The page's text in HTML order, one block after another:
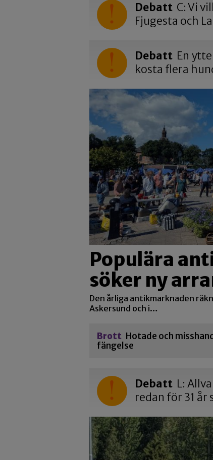
Debatt C: Vi
Fjugesta och
Debatt En
kosta flera
Populära
söker ny
Den årliga antikmarknaden
Askersund och i…
Brott Hotade och
fängelse
Debatt L:
redan för 31 år